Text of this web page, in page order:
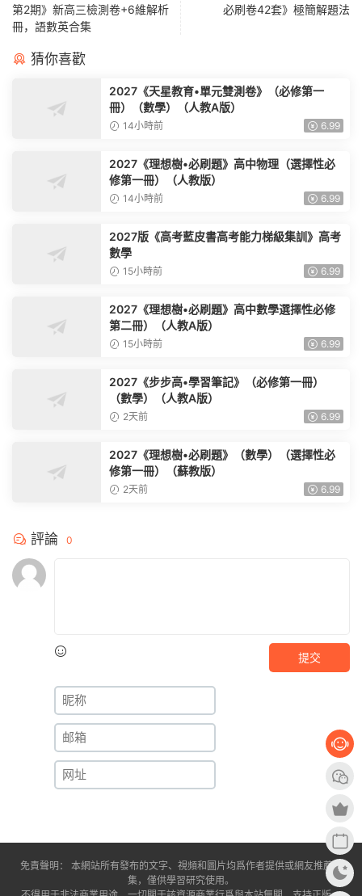
第2期》新高三檢測卷+6維解析
冊，語數英合集
必刷卷42套》極簡解題法
猜你喜歡
2027《天星教育•單元雙測卷》（必修第一
冊）（數學）（人教A版）
14小時前 6.99
2027《理想樹•必刷題》高中物理（選擇性必
修第一冊）（人教版）
14小時前 6.99
2027版《高考藍皮書高考能力梯級集訓》高考
數學
15小時前 6.99
2027《理想樹•必刷題》高中數學選擇性必修
第二冊）（人教A版）
15小時前 6.99
2027《步步高•學習筆記》（必修第一冊）
（數學）（人教A版）
2天前 6.99
2027《理想樹•必刷題》（數學）（選擇性必
修第一冊）（蘇教版）
2天前 6.99
評論 0
提交
免責聲明： 本網站所有發布的文字、視頻和圖片均爲作者提供或網友推薦收
集，僅供學習研究使用。